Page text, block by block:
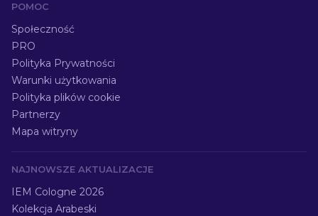
POMOC
Społeczność
PRO
Polityka Prywatności
Warunki użytkowania
Polityka plików cookie
Partnerzy
Mapa witryny
NAJNOWSZE AKTUALIZACJE
IEM Cologne 2026
Kolekcja Arabeski